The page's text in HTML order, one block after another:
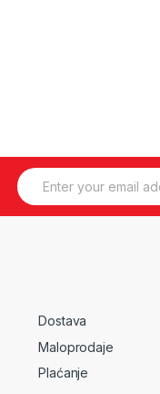
E
m
Dostava
Maloprodaje
Plaćanje